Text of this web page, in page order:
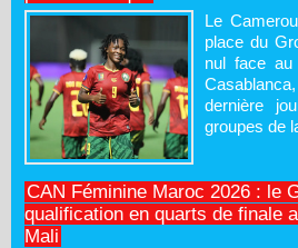
Le
place du
nul face au
dernière
groupes de
CAN Féminine Maroc 2026 : le
qualification en quarts de finale
Mali